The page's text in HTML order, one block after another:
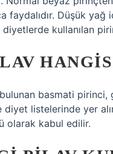
faydalıdır. Düşük
kullanılan
basmati
listelerinde yer
olarak kabul edilir.